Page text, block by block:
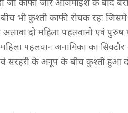
जो काफी जोर आजमाईश के बाद
भी कुश्ती काफी रोचक रहा जिसमे
अलावा दो महिला पहलवानो एवं
पहलवान अनामिका का
सरहरी के अनूप के बीच कुश्ती हुआ